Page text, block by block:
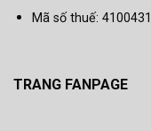
Mã số thuế:
TRANG FANPAGE